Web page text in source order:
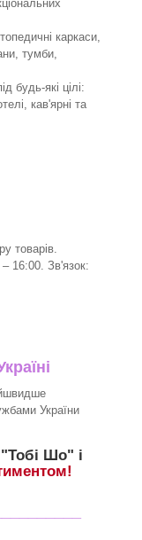
каркаси,
тумби,
будь-які цілі:
кав'ярні та
товарів.
16:00. Зв'язок:
України
Шо" і